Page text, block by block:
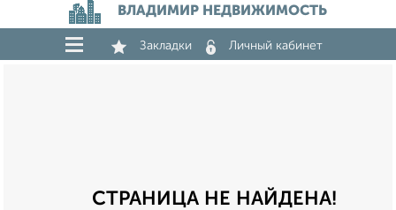
ВЛАДИМИР НЕДВИЖИМОСТЬ
Закладки Личный кабинет
СТРАНИЦА НЕ НАЙДЕНА!